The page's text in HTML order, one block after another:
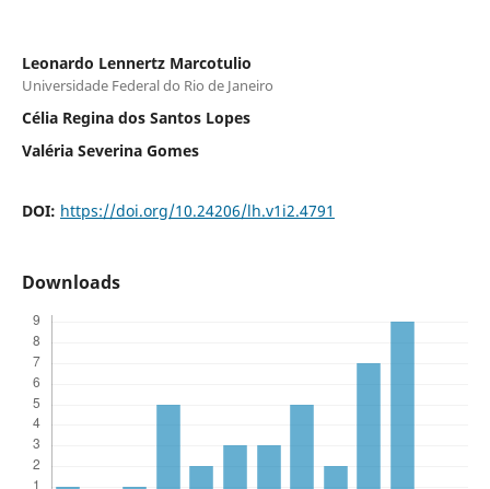
Leonardo Lennertz Marcotulio
Universidade Federal do Rio de Janeiro
Célia Regina dos Santos Lopes
Valéria Severina Gomes
DOI: https://doi.org/10.24206/lh.v1i2.4791
Downloads